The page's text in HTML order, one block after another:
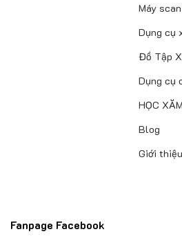
Máy
Dụng cụ
Đồ Tập
Dụng cụ
HỌC
Blog
Giới thiệu
Fanpage Facebook